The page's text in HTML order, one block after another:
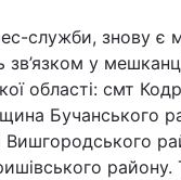
служби, знову є
зв’язком у
області: смт
Бучанського
Вишгородського
району.